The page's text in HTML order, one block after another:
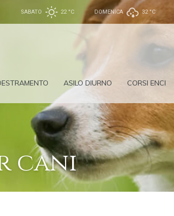
SABATO 22 °C DOMENICA 32 °C
ASILO DIURNO CORSI ENCI
cani